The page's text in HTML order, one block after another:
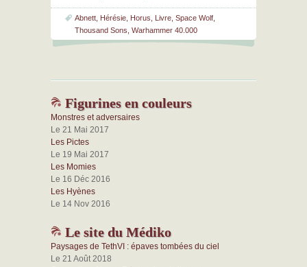
Abnett Hérésie Horus Livre Space Wolf
Thousand Sons Warhammer 40.000
Figurines en couleurs
Monstres et adversaires
Le 21 Mai 2017
Les Pictes
Le 19 Mai 2017
Les Momies
Le 16 Déc 2016
Les Hyènes
Le 14 Nov 2016
Le site du Médiko
Paysages de TethVI : épaves tombées du ciel
Le 21 Août 2018